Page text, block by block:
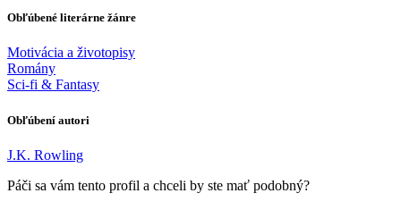
Obľúbené literárne žánre
Motivácia a životopisy
Romány
Sci-fi & Fantasy
Obľúbení autori
J.K. Rowling
Páči sa vám tento profil a chceli by ste mať podobný?